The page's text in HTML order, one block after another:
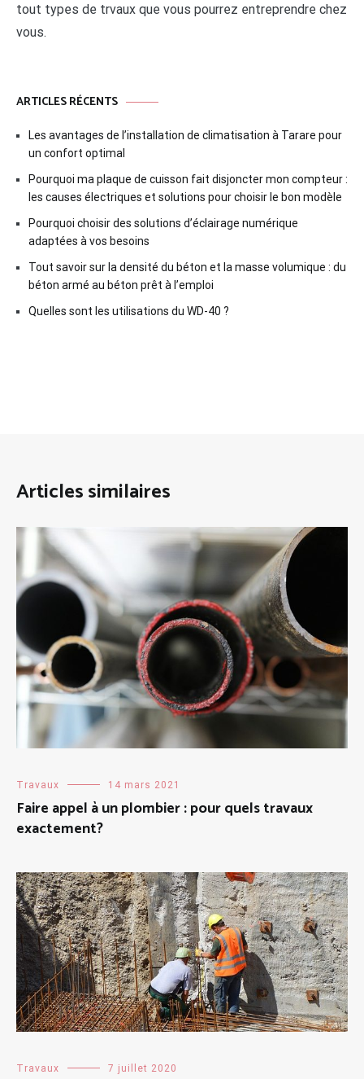
tout types de trvaux que vous pourrez entreprendre chez
vous.
ARTICLES RÉCENTS
Les avantages de l’installation de climatisation à Tarare pour
un confort optimal
Pourquoi ma plaque de cuisson fait disjoncter mon compteur :
les causes électriques et solutions pour choisir le bon modèle
Pourquoi choisir des solutions d’éclairage numérique
adaptées à vos besoins
Tout savoir sur la densité du béton et la masse volumique : du
béton armé au béton prêt à l’emploi
Quelles sont les utilisations du WD-40 ?
Articles similaires
Travaux 14 mars 2021
Faire appel à un plombier : pour quels travaux
exactement?
Travaux 7 juillet 2020